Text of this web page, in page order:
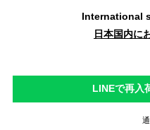
International
日本国内に
LINEで再入